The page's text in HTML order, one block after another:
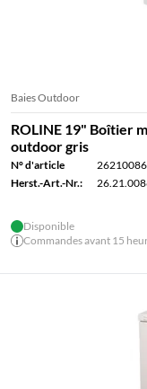
Baies Outdoor
ROLINE 19" Boîtier
outdoor gris
N° d'article
26210086
Herst.-Art.-Nr.:
Disponible
Commandes avant 15